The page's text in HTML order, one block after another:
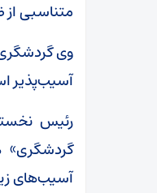
متناسبی
وی
آسیب‌پذیر
رئیس
گردشگری»
آسیب‌های